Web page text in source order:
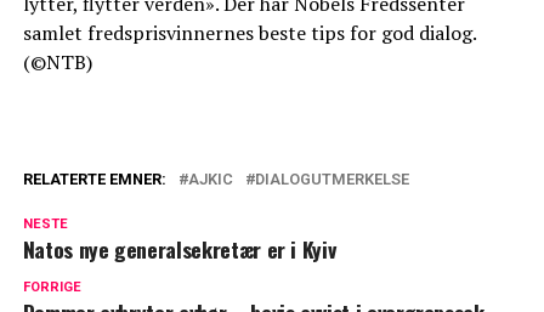
samlet fredsprisvinnernes beste tips for god dialog.
(©NTB)
RELATERTE EMNER: AJKIC DIALOGUTMERKELSE
NESTE
Natos nye generalsekretær er i Kyiv
FORRIGE